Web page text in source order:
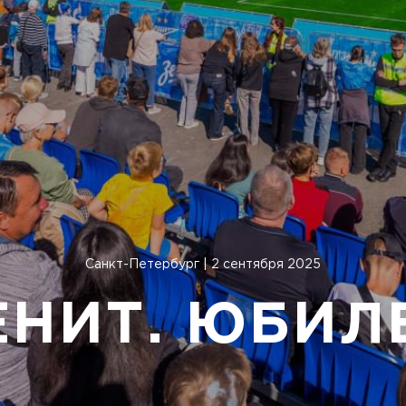
Санкт-Петербург | 2 сентября 2025